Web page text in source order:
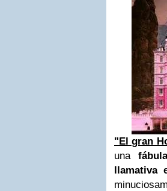
"El gran
una
llamativa